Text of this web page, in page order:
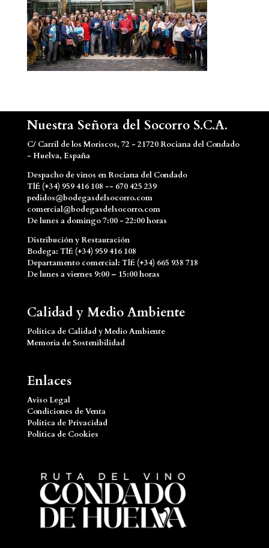
Nuestra Señora del Socorro S.C.A.
C/ Carril de los Moriscos, 72 - 21720 Rociana del Condado
- Huelva, España
Despacho de vinos en Rociana del Condado
Tlf: (+34) 959 416 108 -- 670 425 239
pedidos@bodegasdelsocorro.com
comercial@bodegasdelsocorro.com
De lunes a domingo 7:00 - 22:00 horas
Distribución y Restauración
Bodega: Tlf: (+34) 959 416 108
Departamento comercial: Tlf: (+34) 665 938 718
De lunes a viernes 9:00 – 15:00 horas
Calidad y Medio Ambiente
Política de Calidad y Medio Ambiente
Memoria de Sostenibilidad
Enlaces
Aviso Legal
Condiciones de Venta
Política de Privacidad
Política de Cookies